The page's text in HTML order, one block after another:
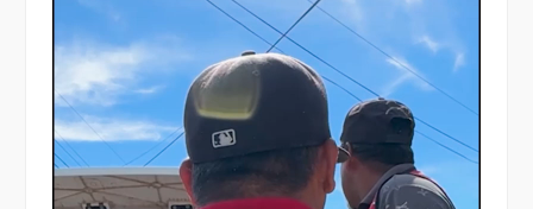
vídeo